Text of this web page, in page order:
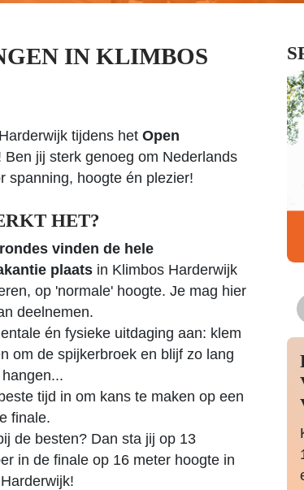
IN KLIMBOS
tijdens het Open
Ben jij sterk genoeg om Nederlands
spanning, hoogte én plezier!
HET?
vinden de hele
plaats in Klimbos Harderwijk
op 'normale' hoogte. Je mag hier
deelnemen.
én fysieke uitdaging aan: klem
om de spijkerbroek en blijf zo lang
tijd in om kans te maken op een
finale.
de besten? Dan sta jij op 13
in de finale op 16 meter hoogte in